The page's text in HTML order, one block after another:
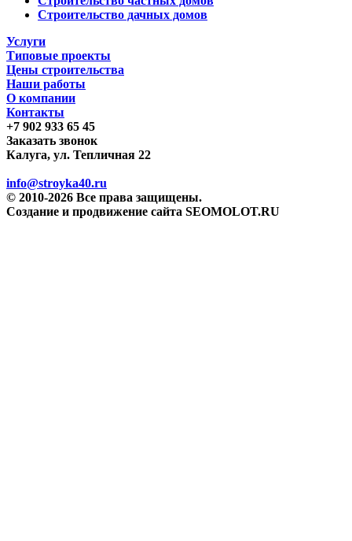
Строительство дачных домов
Услуги
Типовые проекты
Цены строительства
Наши работы
О компании
Контакты
+7 902 933 65 45
Заказать звонок
Калуга, ул. Тепличная 22
info@stroyka40.ru
© 2010-2026 Все права защищены.
Создание и продвижение сайта SEOMOLOT.RU